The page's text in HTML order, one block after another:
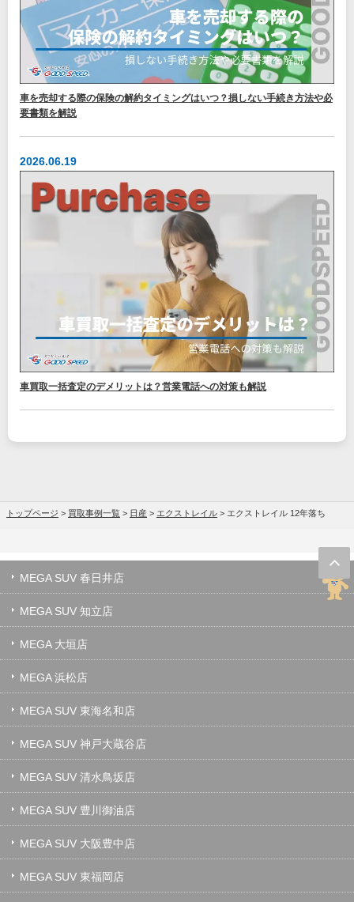
車を売却する際の保険の解約タイミングはいつ？損しない手続き方法や必
要書類を解説
2026.06.19
車買取一括査定のデメリットは？営業電話への対策も解説
トップページ > 買取事例一覧 > 日産 > エクストレイル > エクストレイル 12年落ち
MEGA SUV 春日井店
MEGA SUV 知立店
MEGA 大垣店
MEGA 浜松店
MEGA SUV 東海名和店
MEGA SUV 神戸大蔵谷店
MEGA SUV 清水鳥坂店
MEGA SUV 豊川御油店
MEGA SUV 大阪豊中店
MEGA SUV 東福岡店